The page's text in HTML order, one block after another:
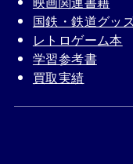
国鉄・鉄道グッ
レトロゲーム本
学習参考書
買取実績